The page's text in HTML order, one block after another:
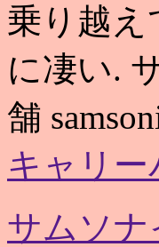
乗り越え
に凄い.
舗
キャリ
サムソ